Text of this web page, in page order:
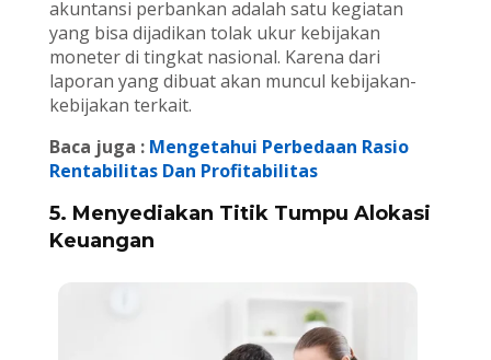
akuntansi perbankan adalah satu kegiatan
yang bisa dijadikan tolak ukur kebijakan
moneter di tingkat nasional. Karena dari
laporan yang dibuat akan muncul kebijakan-
kebijakan terkait.
Baca juga : Mengetahui Perbedaan Rasio
Rentabilitas Dan Profitabilitas
5. Menyediakan Titik Tumpu Alokasi
Keuangan